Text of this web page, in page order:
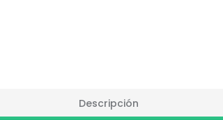
Descripción